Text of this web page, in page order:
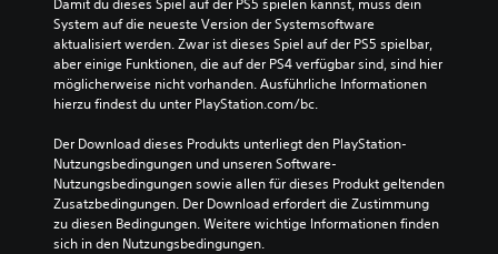
Damit du dieses Spiel auf der PS5 spielen kannst, muss dein
System auf die neueste Version der Systemsoftware
aktualisiert werden. Zwar ist dieses Spiel auf der PS5 spielbar,
aber einige Funktionen, die auf der PS4 verfügbar sind, sind hier
möglicherweise nicht vorhanden. Ausführliche Informationen
hierzu findest du unter PlayStation.com/bc.
Der Download dieses Produkts unterliegt den PlayStation-
Nutzungsbedingungen und unseren Software-
Nutzungsbedingungen sowie allen für dieses Produkt geltenden
Zusatzbedingungen. Der Download erfordert die Zustimmung
zu diesen Bedingungen. Weitere wichtige Informationen finden
sich in den Nutzungsbedingungen.